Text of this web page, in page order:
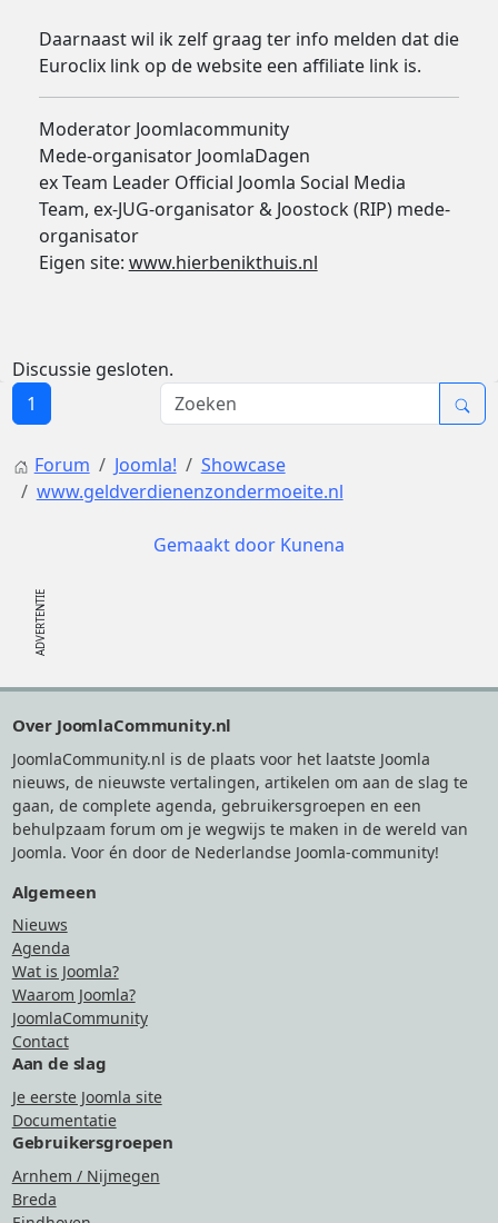
Daarnaast wil ik zelf graag ter info melden dat die
Euroclix link op de website een affiliate link is.
Moderator Joomlacommunity
Mede-organisator JoomlaDagen
ex Team Leader Official Joomla Social Media
Team, ex-JUG-organisator & Joostock (RIP) mede-
organisator
Eigen site: www.hierbenikthuis.nl
Discussie gesloten.
1
Forum Joomla!
Showcase
www.geldverdienenzondermoeite.nl
Gemaakt door Kunena
Over JoomlaCommunity.nl
JoomlaCommunity.nl is de plaats voor het laatste Joomla
nieuws, de nieuwste vertalingen, artikelen om aan de slag te
gaan, de complete agenda, gebruikersgroepen en een
behulpzaam forum om je wegwijs te maken in de wereld van
Joomla. Voor én door de Nederlandse Joomla-community!
Algemeen
Nieuws
Agenda
Wat is Joomla?
Waarom Joomla?
JoomlaCommunity
Contact
Aan de slag
Je eerste Joomla site
Documentatie
Gebruikersgroepen
Arnhem / Nijmegen
Breda